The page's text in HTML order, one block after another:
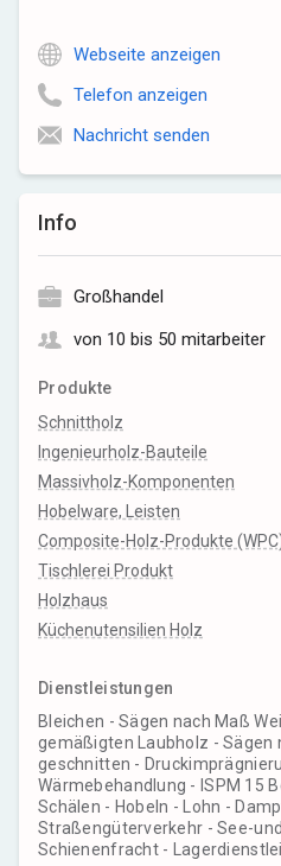
Info
Großhandel
von 10 bis 50 mitarbeiter
Produkte
Schnittholz
Ingenieurholz-Bauteile
Massivholz-Komponenten
Hobelware, Leisten
Composite-Holz-Produkte
Tischlerei Produkt
Holzhaus
Küchenutensilien Holz
Dienstleistungen
Bleichen - Sägen nach Maß
gemäßigten Laubholz - Sägen
geschnitten -
Wärmebehandlung - ISPM 15
Schälen - Hobeln - Lohn -
Straßengüterverkehr - See-
Schienenfracht -
Webseite anzeigen
Telefon anzeigen
Nachricht senden